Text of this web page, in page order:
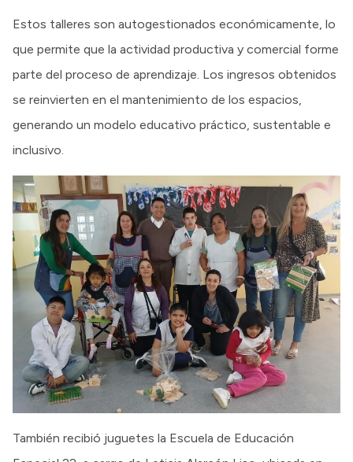
Estos talleres son autogestionados económicamente, lo
que permite que la actividad productiva y comercial forme
parte del proceso de aprendizaje. Los ingresos obtenidos
se reinvierten en el mantenimiento de los espacios,
generando un modelo educativo práctico, sustentable e
inclusivo.
También recibió juguetes la Escuela de Educación